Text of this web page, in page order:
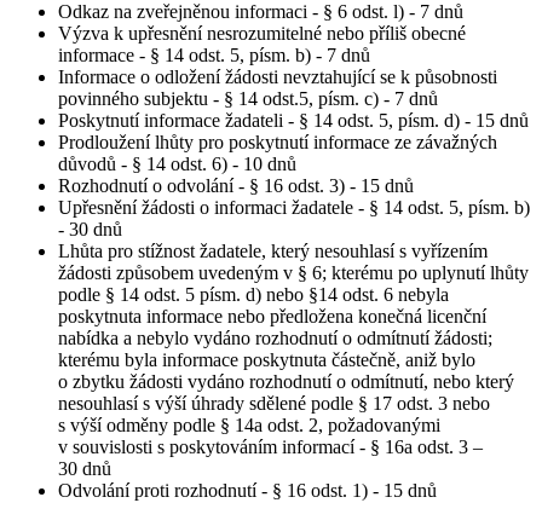
Odkaz na zveřejněnou informaci - § 6 odst. l) - 7 dnů
Výzva k upřesnění nesrozumitelné nebo příliš obecné
informace - § 14 odst. 5, písm. b) - 7 dnů
Informace o odložení žádosti nevztahující se k působnosti
povinného subjektu - § 14 odst.5, písm. c) - 7 dnů
Poskytnutí informace žadateli - § 14 odst. 5, písm. d) - 15 dnů
Prodloužení lhůty pro poskytnutí informace ze závažných
důvodů - § 14 odst. 6) - 10 dnů
Rozhodnutí o odvolání - § 16 odst. 3) - 15 dnů
Upřesnění žádosti o informaci žadatele - § 14 odst. 5, písm. b)
- 30 dnů
Lhůta pro stížnost žadatele, který nesouhlasí s vyřízením
žádosti způsobem uvedeným v § 6; kterému po uplynutí lhůty
podle § 14 odst. 5 písm. d) nebo §14 odst. 6 nebyla
poskytnuta informace nebo předložena konečná licenční
nabídka a nebylo vydáno rozhodnutí o odmítnutí žádosti;
kterému byla informace poskytnuta částečně, aniž bylo
o zbytku žádosti vydáno rozhodnutí o odmítnutí, nebo který
nesouhlasí s výší úhrady sdělené podle § 17 odst. 3 nebo
s výší odměny podle § 14a odst. 2, požadovanými
v souvislosti s poskytováním informací - § 16a odst. 3 –
30 dnů
Odvolání proti rozhodnutí - § 16 odst. 1) - 15 dnů